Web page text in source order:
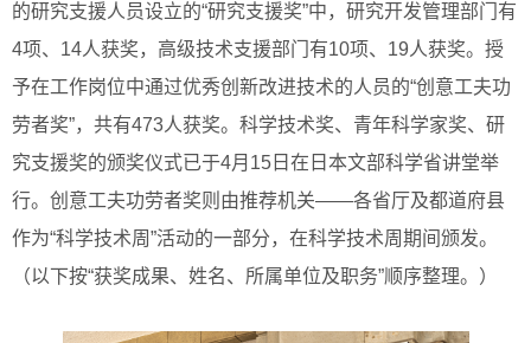
的研究支援人员设立的“研究支援奖”中，研究开发管理部门有
4项、14人获奖，高级技术支援部门有10项、19人获奖。授
予在工作岗位中通过优秀创新改进技术的人员的“创意工夫功
劳者奖”，共有473人获奖。科学技术奖、青年科学家奖、研
究支援奖的颁奖仪式已于4月15日在日本文部科学省讲堂举
行。创意工夫功劳者奖则由推荐机关——各省厅及都道府县
作为“科学技术周”活动的一部分，在科学技术周期间颁发。
（以下按“获奖成果、姓名、所属单位及职务”顺序整理。）